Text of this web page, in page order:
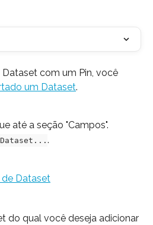
com um Pin, você
um Dataset.
até a seção "Campos".
.
do qual você deseja adicionar